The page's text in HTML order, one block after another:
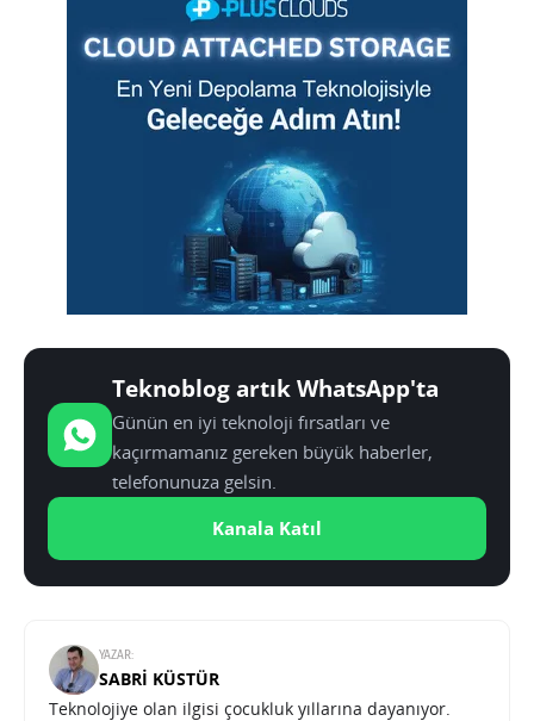
Teknoblog artık WhatsApp'ta
Günün en iyi teknoloji fırsatları ve
kaçırmamanız gereken büyük haberler,
telefonunuza gelsin.
Kanala Katıl
YAZAR:
SABRI KÜSTÜR
Teknolojiye olan ilgisi çocukluk yıllarına dayanıyor.